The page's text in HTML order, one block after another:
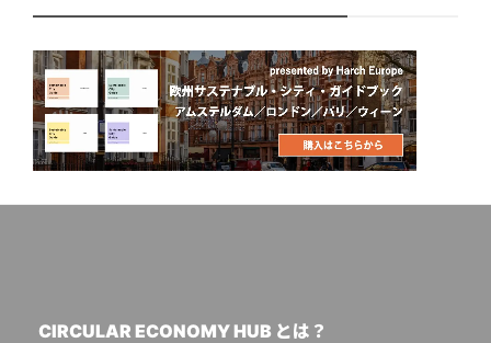
CIRCULAR ECONOMY HUB とは？